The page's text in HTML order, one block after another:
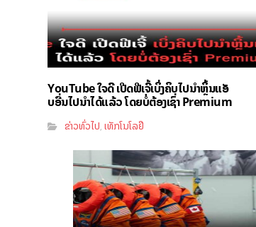
YouTube ໃຈດີ ເປີດຟີເຈີ້ເບິ່ງຄິບໄປນຳຫຼິ້ນແອັ
ບອື່ນໄປນຳໄດ້ແລ້ວ ໂດຍບໍ່ຕ້ອງເຊົ່າ Premium
ຂ່າວທົ່ວໄປ,ເທັກໂນໂລຢີ